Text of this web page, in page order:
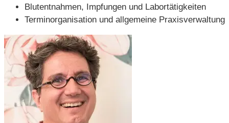
Blutentnahmen, Impfungen und Labortätigkeiten
Terminorganisation und allgemeine Praxisverwaltung